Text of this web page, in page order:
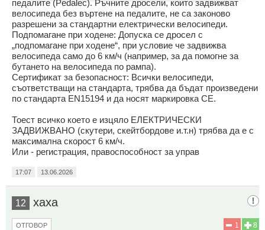
педалите (Pedalec). Ръчните дросели, които задвижват
велосипеда без въртене на педалите, не са законово
разрешени за стандартни електрически велосипеди.
Подпомагане при ходене: Допуска се дросел с
„подпомагане при ходене“, при условие че задвижва
велосипеда само до 6 км/ч (например, за да помогне за
бутането на велосипеда по рампа).
Сертификат за безопасност: Всички велосипеди,
съответстващи на стандарта, трябва да бъдат произведени
по стандарта EN15194 и да носят маркировка CE.
Тоест всичко което е изцяло ЕЛЕКТРИЧЕСКИ
ЗАДВИЖВАНО (скутери, скейтбордове и.т.н) трябва да е с
максимална скорост 6 км/ч.
Или - регистрация, правоспособност за управ
17:07 13.06.2026
12 хаха
8
1
ОТГОВОР